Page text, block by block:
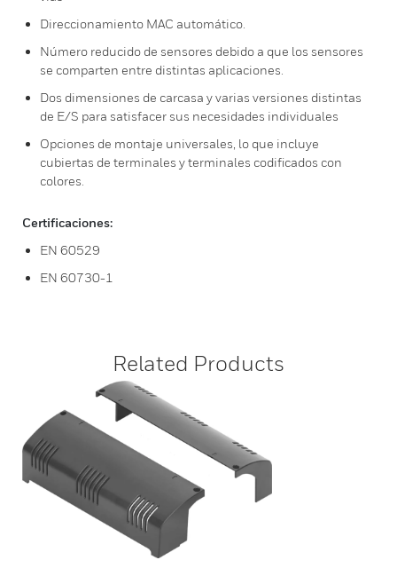
Direccionamiento MAC automático.
Número reducido de sensores debido a que los sensores
se comparten entre distintas aplicaciones.
Dos dimensiones de carcasa y varias versiones distintas
de E/S para satisfacer sus necesidades individuales
Opciones de montaje universales, lo que incluye
cubiertas de terminales y terminales codificados con
colores.
Certificaciones:
EN 60529
EN 60730-1
Related Products